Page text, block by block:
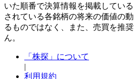
いた順番で決算情報を掲載してい
されている各銘柄の将来の価値の
るものではなく、また、売買を推
ん。
「株探」について
|
利用規約